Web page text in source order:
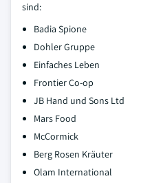
sind:
Badia Spione
Dohler Gruppe
Einfaches Leben
Frontier Co-op
JB Hand und Sons Ltd
Mars Food
McCormick
Berg Rosen Kräuter
Olam International